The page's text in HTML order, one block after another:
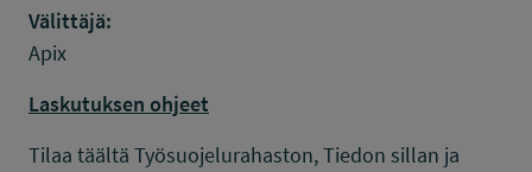
Välittäjä:
Apix
Laskutuksen ohjeet
Tilaa täältä Työsuojelurahaston, Tiedon sillan ja